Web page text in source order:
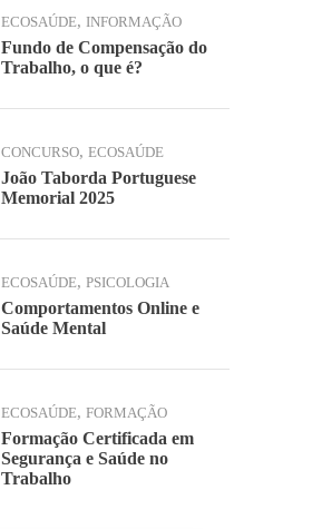
ECOSAÚDE, INFORMAÇÃO
Fundo de Compensação do
Trabalho, o que é?
CONCURSO, ECOSAÚDE
João Taborda Portuguese
Memorial 2025
ECOSAÚDE, PSICOLOGIA
Comportamentos Online e
Saúde Mental
ECOSAÚDE, FORMAÇÃO
Formação Certificada em
Segurança e Saúde no
Trabalho